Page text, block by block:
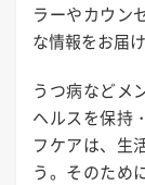
ラーやカウン
な情報をお届
うつ病などメ
ヘルスを保持
フケアは、生
う。そのため